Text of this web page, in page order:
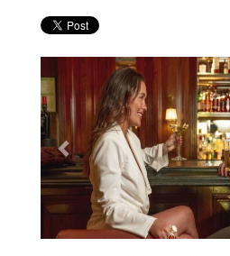
Previous